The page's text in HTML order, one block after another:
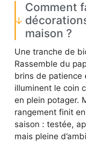
Comment
maison ?
Une tranche de
Rassemble du
brins de patience
illuminent le coin
en plein potager.
rangement finit
saison : testée,
mais pleine